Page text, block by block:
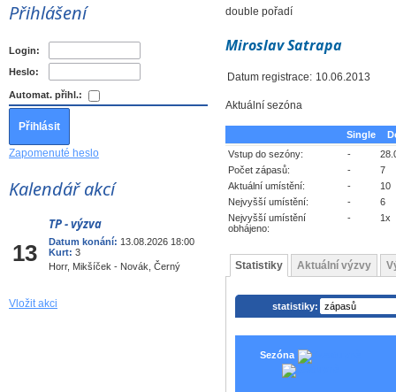
Přihlášení
Login:
Heslo:
Automat. přihl.:
Zapomenuté heslo
Kalendář akcí
13
TP - výzva
Datum konání: 13.08.2026 18:00
Kurt: 3
Horr, Mikšíček - Novák, Černý
Vložit akci
double pořadí
Miroslav Satrapa
Datum registrace: 10.06.2013
Aktuální sezóna
Single
Vstup do sezóny:
-
Počet zápasů:
-
7
Aktuální umístění:
-
10
Nejvyšší umístění:
-
6
Nejvyšší umístění
obhájeno:
- 1x
Statistiky Aktuální výzvy
statistiky:
Sezóna